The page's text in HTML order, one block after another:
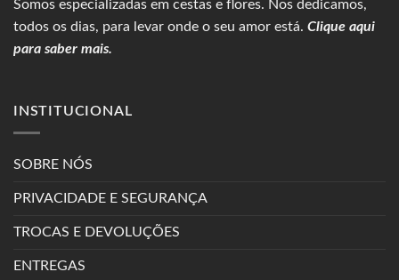
Somos especializadas em cestas e flores. Nos dedicamos,
todos os dias, para levar onde o seu amor está. Clique aqui
para saber mais.
INSTITUCIONAL
SOBRE NÓS
PRIVACIDADE E SEGURANÇA
TROCAS E DEVOLUÇÕES
ENTREGAS